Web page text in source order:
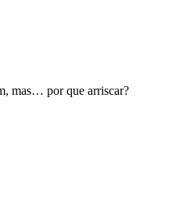
mas… por que arriscar?